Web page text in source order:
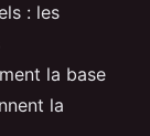
: les
la base
la